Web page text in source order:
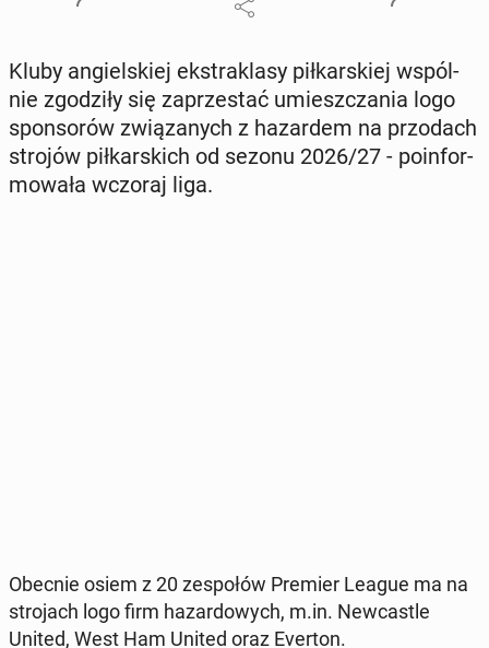
Kluby an­giel­skiej eks­tra­kla­sy pił­kar­skiej wspól­
nie zgo­dzi­ły się za­prze­stać umiesz­cza­nia logo
spon­so­rów zwią­za­nych z ha­zar­dem na przo­dach
strojów pił­kar­skich od sezonu 2026/27 - po­in­for­
mo­wa­ła wczoraj liga.
Obecnie osiem z 20 ze­spo­łów Premier League ma na
stro­jach logo firm ha­zar­do­wych, m.in. New­ca­stle
United, West Ham United oraz Everton.